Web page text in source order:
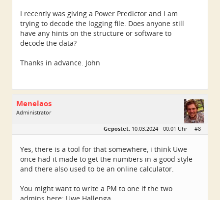
I recently was giving a Power Predictor and I am
trying to decode the logging file. Does anyone still
have any hints on the structure or software to
decode the data?
Thanks in advance. John
Menelaos
Administrator
Alter:
40
Dabei seit:
04 / 2007
Gepostet: 10.03.2024 - 00:01 Uhr · #8
Yes, there is a tool for that somewhere, i think Uwe
once had it made to get the numbers in a good style
and there also used to be an online calculator.
You might want to write a PM to one if the two